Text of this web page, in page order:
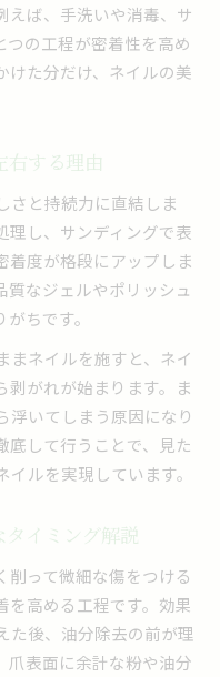
準備で決まる
トラブル対策
フトや浮きの原因
プレパレーション法
すべき工程
を徹底解説
イルを実現
減と角度の秘密
短テクニック解説
ディングの選び方
ないコツを紹介
ディング活用法
ーション入門
レーションの時短術
プレナリー手順
くなるネイル術
すめの時短下準備
えば、手洗いや消毒、サ
つの工程が密着性を高め
けた分だけ、ネイルの美
右する理由
さと持続力に直結しま
理し、サンディングで表
着度が格段にアップしま
質なジェルやポリッシュ
ちです。
まネイルを施すと、ネイ
剥がれが始まります。ま
浮いてしまう原因になり
底して行うことで、見た
ルを実現しています。
タイミング解説
削って微細な傷をつける
を高める工程です。効果
た後、油分除去の前が理
爪表面に余計な粉や油分